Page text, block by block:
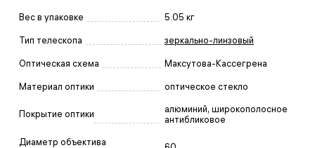
Вес в упаковке 5.05 кг
Тип телескопа зеркально-линзовый
Оптическая схема Максутова-Кассегрена
Материал оптики оптическое стекло
Покрытие оптики
алюминий, широкополосное
антибликовое
Диаметр объектива